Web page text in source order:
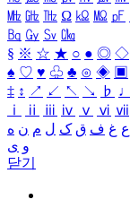
㎒ ㎓ ㎔ Ω ㏀ ㏁ ㎊
㏃ ㏉ ㏜ ㏆
§ ※ ☆ ★ ○ ● ◎ ◇
♠ ♡ ♥ ♧ ♣ ⊙ ◈ ▣
‡ ↕ ↗ ↙ ↖ ↘ ♭ ♩
ⅰ
ⅱ ⅲ ⅳ ⅴ ⅵ ⅶ
ع غ ف ق ک ل م ن ه
و ی
닫기